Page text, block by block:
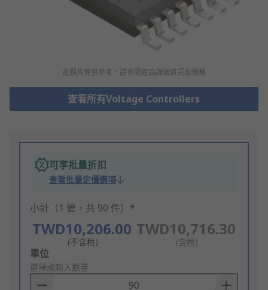
此圖片僅供參考，請參閲產品詳細資訊及規格
查看所有Voltage Controllers
可享批量折扣
查看批量定價選項
小計（1 管，共 90 件）*
TWD10,206.00
(不含稅)
TWD10,716.30
(含稅)
Add
to
Basket
單位
選擇或輸入數量